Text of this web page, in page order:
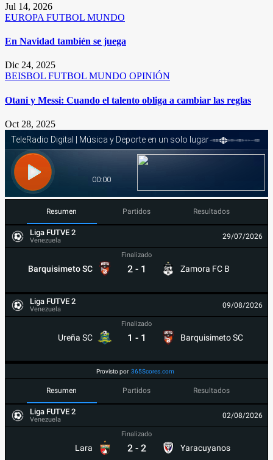
Jul 14, 2026
EUROPA FUTBOL MUNDO
En Navidad también se juega
Dic 24, 2025
BEISBOL FUTBOL MUNDO OPINIÓN
Otani y Messi: Cuando el talento obliga a cambiar las reglas
Oct 28, 2025
Resumen Partidos Resultados
Liga FUTVE 2
Venezuela 29/07/2026
Barquisimeto SC
Finalizado
2 - 1 Zamora FC B
Liga FUTVE 2
Venezuela 09/08/2026
Ureña SC
Finalizado
1 - 1 Barquisimeto SC
Provisto por 365Scores.com
Resumen Partidos Resultados
Liga FUTVE 2
Venezuela 02/08/2026
Lara
Finalizado
2 - 2 Yaracuyanos